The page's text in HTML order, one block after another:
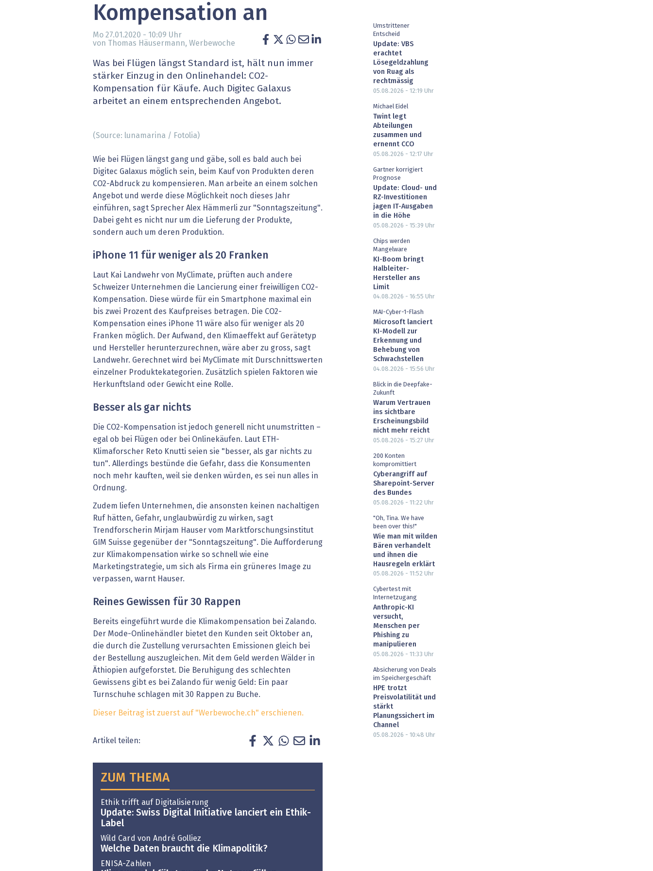
» alle News Gesundheit wird digital
EU-DSGVO
XaaS, Managed Services & Co.
Digital Banking
Artificial Intelligence
Fintech & Insurtech
Professional AV & Digital Signage
Kompensation an
Mo 27.01.2020 - 10:09 Uhr
von Thomas Häusermann, Werbewoche
Was bei Flügen längst Standard ist, hält nun immer
stärker Einzug in den Onlinehandel: CO2-
Kompensation für Käufe. Auch Digitec Galaxus
arbeitet an einem entsprechenden Angebot.
(Source: lunamarina / Fotolia)
Wie bei Flügen längst gang und gäbe, soll es bald auch bei
Digitec Galaxus möglich sein, beim Kauf von Produkten deren
CO2-Abdruck zu kompensieren. Man arbeite an einem solchen
Angebot und werde diese Möglichkeit noch dieses Jahr
einführen, sagt Sprecher Alex Hämmerli zur "Sonntagszeitung".
Dabei geht es nicht nur um die Lieferung der Produkte,
sondern auch um deren Produktion.
iPhone 11 für weniger als 20 Franken
Laut Kai Landwehr von MyClimate, prüften auch andere
Schweizer Unternehmen die Lancierung einer freiwilligen CO2-
Kompensation. Diese würde für ein Smartphone maximal ein
bis zwei Prozent des Kaufpreises betragen. Die CO2-
Kompensation eines iPhone 11 wäre also für weniger als 20
Franken möglich. Der Aufwand, den Klimaeffekt auf Gerätetyp
und Hersteller herunterzurechnen, wäre aber zu gross, sagt
Landwehr. Gerechnet wird bei MyClimate mit Durschnittswerten
einzelner Produktekategorien. Zusätzlich spielen Faktoren wie
Herkunftsland oder Gewicht eine Rolle.
Besser als gar nichts
Die CO2-Kompensation ist jedoch generell nicht unumstritten –
egal ob bei Flügen oder bei Onlinekäufen. Laut ETH-
Klimaforscher Reto Knutti seien sie "besser, als gar nichts zu
tun". Allerdings bestünde die Gefahr, dass die Konsumenten
noch mehr kauften, weil sie denken würden, es sei nun alles in
Ordnung.
Zudem liefen Unternehmen, die ansonsten keinen nachaltigen
Ruf hätten, Gefahr, unglaubwürdig zu wirken, sagt
Trendforscherin Mirjam Hauser vom Marktforschungsinstitut
GIM Suisse gegenüber der "Sonntagszeitung". Die Aufforderung
zur Klimakompensation wirke so schnell wie eine
Marketingstrategie, um sich als Firma ein grüneres Image zu
verpassen, warnt Hauser.
Reines Gewissen für 30 Rappen
Bereits eingeführt wurde die Klimakompensation bei Zalando.
Der Mode-Onlinehändler bietet den Kunden seit Oktober an,
die durch die Zustellung verursachten Emissionen gleich bei
der Bestellung auszugleichen. Mit dem Geld werden Wälder in
Äthiopien aufgeforstet. Die Beruhigung des schlechten
Gewissens gibt es bei Zalando für wenig Geld: Ein paar
Turnschuhe schlagen mit 30 Rappen zu Buche.
Dieser Beitrag ist zuerst auf "Werbewoche.ch" erschienen.
Artikel teilen:
ZUM THEMA
Ethik trifft auf Digitalisierung
Update: Swiss Digital Initiative lanciert ein Ethik-
Label
Wild Card von André Golliez
Welche Daten braucht die Klimapolitik?
ENISA-Zahlen
Umstrittener
Entscheid
Update: VBS
erachtet
Lösegeldzahlung
von Ruag als
rechtmässig
05.08.2026 - 12:19 Uhr
Michael Eidel
Twint legt
Abteilungen
zusammen und
ernennt CCO
05.08.2026 - 12:17 Uhr
Gartner korrigiert
Prognose
Update: Cloud- und
RZ-Investitionen
jagen IT-Ausgaben
in die Höhe
05.08.2026 - 15:39 Uhr
Chips werden
Mangelware
KI-Boom bringt
Halbleiter-
Hersteller ans
Limit
04.08.2026 - 16:55 Uhr
MAI-Cyber-1-Flash
Microsoft lanciert
KI-Modell zur
Erkennung und
Behebung von
Schwachstellen
04.08.2026 - 15:56 Uhr
Blick in die Deepfake-
Zukunft
Warum Vertrauen
ins sichtbare
Erscheinungsbild
nicht mehr reicht
05.08.2026 - 15:27 Uhr
200 Konten
kompromittiert
Cyberangriff auf
Sharepoint-Server
des Bundes
05.08.2026 - 11:22 Uhr
"Oh, Tina. We have
been over this!"
Wie man mit wilden
Bären verhandelt
und ihnen die
Hausregeln erklärt
05.08.2026 - 11:52 Uhr
Cybertest mit
Internetzugang
Anthropic-KI
versucht,
Menschen per
Phishing zu
manipulieren
05.08.2026 - 11:33 Uhr
Absicherung von Deals
im Speichergeschäft
HPE trotzt
Preisvolatilität und
stärkt
Planungssichert im
Channel
05.08.2026 - 10:48 Uhr